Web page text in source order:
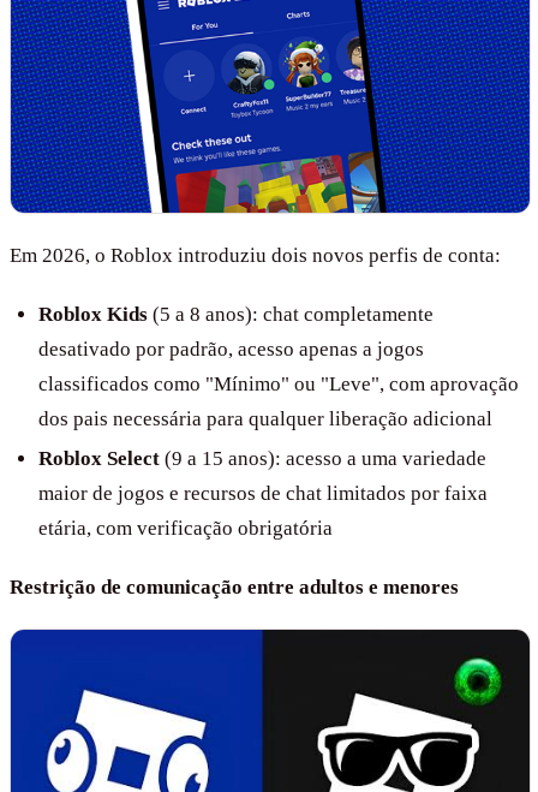
Em 2026, o Roblox introduziu dois novos perfis de conta:
Roblox Kids (5 a 8 anos): chat completamente
desativado por padrão, acesso apenas a jogos
classificados como "Mínimo" ou "Leve", com aprovação
dos pais necessária para qualquer liberação adicional
Roblox Select (9 a 15 anos): acesso a uma variedade
maior de jogos e recursos de chat limitados por faixa
etária, com verificação obrigatória
Restrição de comunicação entre adultos e menores